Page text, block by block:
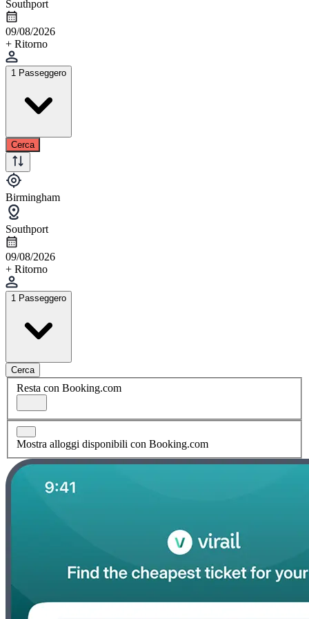
Southport
09/08/2026
+ Ritorno
1 Passeggero
Cerca
Birmingham
Southport
09/08/2026
+ Ritorno
1 Passeggero
Cerca
Resta con Booking.com
Mostra alloggi disponibili con Booking.com